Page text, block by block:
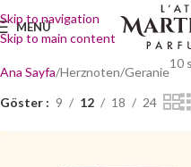
Skip to navigation
Skip to main content
MENÜ
Ana Sayfa Herznoten Geranie
10
Göster 9 12 18 24